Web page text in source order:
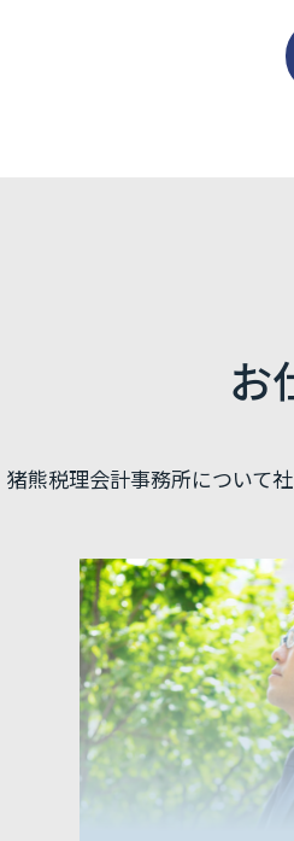
お
猪熊税理会計事務所について